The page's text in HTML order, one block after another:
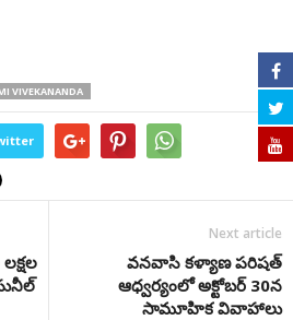
VIVEKANANDA
Next article
వనవాసి కళ్యాణ పరిషత్
ఆధ్వ‌ర్యంలో అక్టోబ‌ర్ 30న
సామూహిక వివాహాలు